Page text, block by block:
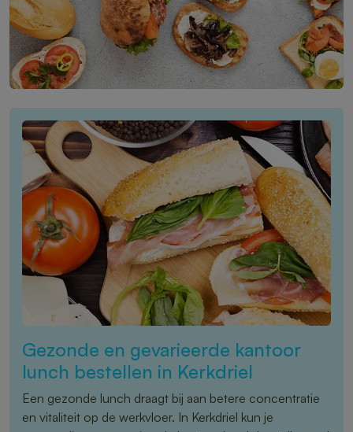
Gezonde en gevarieerde kantoor
lunch bestellen in Kerkdriel
Een gezonde lunch draagt bij aan betere concentratie
en vitaliteit op de werkvloer. In Kerkdriel kun je